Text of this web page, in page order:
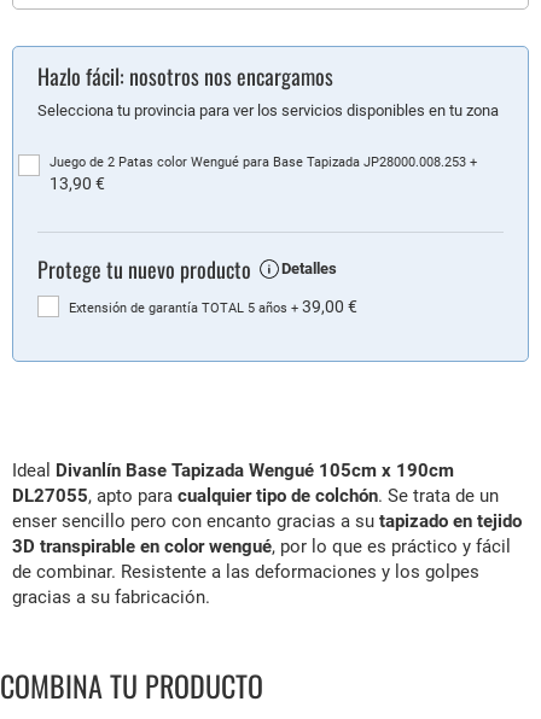
Hazlo fácil: nosotros nos encargamos
Selecciona tu provincia para ver los servicios disponibles en tu zona
Juego de 2 Patas color Wengué para Base Tapizada JP28000.008.253 +
13,90 €
Protege tu nuevo producto Detalles
Extensión de garantía TOTAL 5 años + 39,00 €
Ideal Divanlín Base Tapizada Wengué 105cm x 190cm
DL27055, apto para cualquier tipo de colchón. Se trata de un
enser sencillo pero con encanto gracias a su tapizado en tejido
3D transpirable en color wengué, por lo que es práctico y fácil
de combinar. Resistente a las deformaciones y los golpes
gracias a su fabricación.
COMBINA TU PRODUCTO